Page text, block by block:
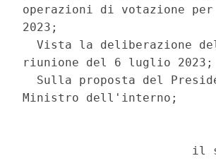
operazioni di votazione
2023;
Vista la deliberazione
riunione del 6 luglio 2023;
Sulla proposta del
Ministro dell'interno;
il